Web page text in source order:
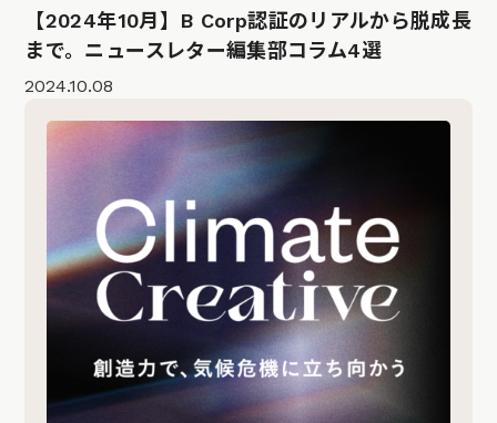
【2024年10月】B Corp認証のリアルから脱成長
まで。ニュースレター編集部コラム4選
2024.10.08